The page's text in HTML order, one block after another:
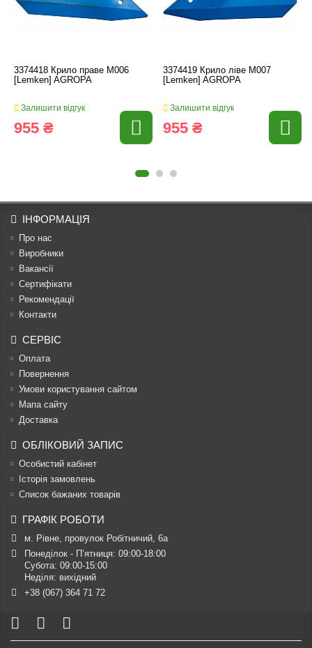
3374418 Крило праве M006
[Lemken] AGROPA
Залишити відгук
955 ₴
3374419 Крило ліве M007
[Lemken] AGROPA
Залишити відгук
955 ₴
ІНФОРМАЦІЯ
Про нас
Виробники
Вакансії
Сертифікати
Рекомендації
Контакти
СЕРВІС
Оплата
Повернення
Умови користування сайтом
Мапа сайту
Доставка
ОБЛІКОВИЙ ЗАПИС
Особистий кабінет
Історія замовлень
Список бажаних товарів
ГРАФІК РОБОТИ
м. Рівне, провулок Робітничий, 6а
Понеділок - П’ятниця: 09:00-18:00
Субота: 09:00-15:00
Неділя: вихідний
+38 (067) 364 71 72